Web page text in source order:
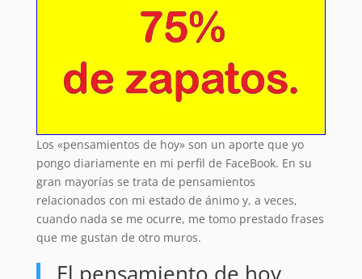
Los «pensamientos de hoy» son un aporte que yo
pongo diariamente en mi perfil de FaceBook. En su
gran mayorías se trata de pensamientos
relacionados con mi estado de ánimo y, a veces,
cuando nada se me ocurre, me tomo prestado frases
que me gustan de otro muros.